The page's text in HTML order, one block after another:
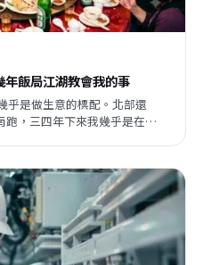
飯局江湖教會我的事
乎是做生意的標配。北部還
，三四年下來我幾乎是在酒